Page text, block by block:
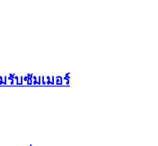
รับซัมเมอร์